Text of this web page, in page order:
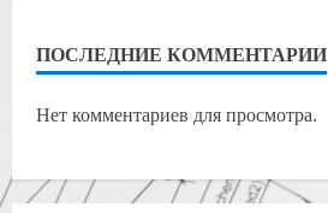
ПОСЛЕДНИЕ КОММЕНТАРИИ
Нет комментариев для просмотра.